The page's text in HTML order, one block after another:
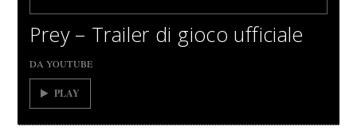
Prey – Trailer di gioco ufficiale
DA YOUTUBE
PLAY